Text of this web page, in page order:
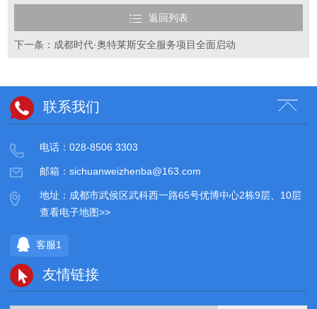
返回列表
下一条：成都时代·奥特莱斯安全服务项目全面启动
联系我们
电话：028-8506 3303
邮箱：sichuanweizhenba@163.com
地址：成都市武侯区武科西一路65号优博中心2栋9层、10层
查看电子地图>>
客服1
友情链接